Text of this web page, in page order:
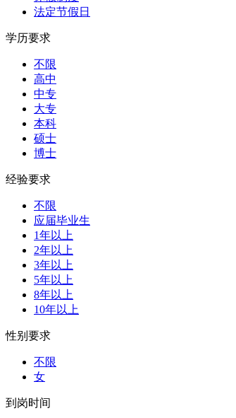
法定节假日
学历要求
不限
高中
中专
大专
本科
硕士
博士
经验要求
不限
应届毕业生
1年以上
2年以上
3年以上
5年以上
8年以上
10年以上
性别要求
不限
女
到岗时间